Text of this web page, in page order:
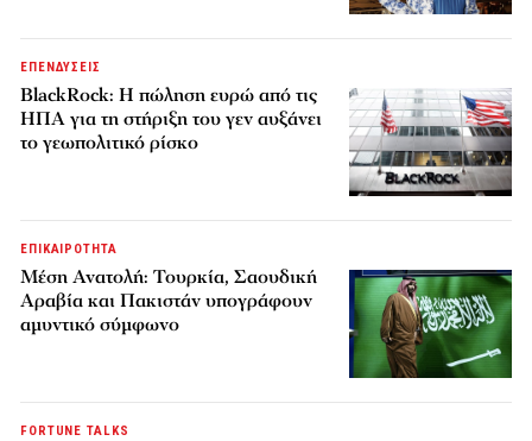
ΕΠΕΝΔΥΣΕΙΣ
BlackRock: Η πώληση ευρώ από τις
ΗΠΑ για τη στήριξη του γεν αυξάνει
το γεωπολιτικό ρίσκο
ΕΠΙΚΑΙΡΟΤΗΤΑ
Μέση Ανατολή: Τουρκία, Σαουδική
Αραβία και Πακιστάν υπογράφουν
αμυντικό σύμφωνο
FORTUNE TALKS